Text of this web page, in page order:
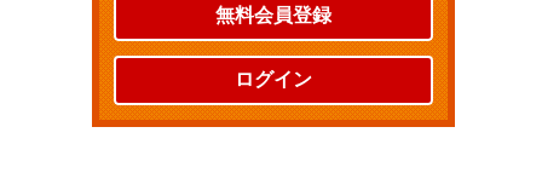
無料会員登録
ログイン